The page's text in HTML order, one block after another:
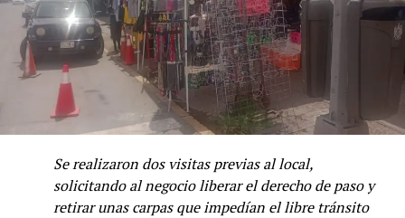
Se realizaron dos visitas previas al local,
solicitando al negocio liberar el derecho de paso y
retirar unas carpas que impedían el libre tránsito